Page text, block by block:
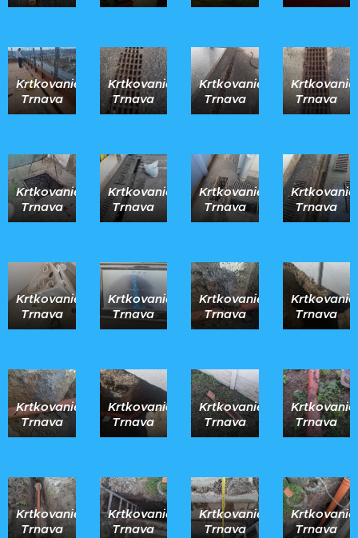
Krtkovanie
Trnava
Krtkovanie
Trnava
Krtkovanie
Trnava
Krtkovanie
Trnava
Krtkovanie
Trnava
Krtkovanie
Trnava
Krtkovanie
Trnava
Krtkovanie
Trnava
Krtkovanie
Trnava
Krtkovanie
Trnava
Krtkovanie
Trnava
Krtkovanie
Trnava
Krtkovanie
Trnava
Krtkovanie
Trnava
Krtkovanie
Trnava
Krtkovanie
Trnava
Krtkovanie
Trnava
Krtkovanie
Trnava
Krtkovanie
Trnava
Krtkovanie
Trnava